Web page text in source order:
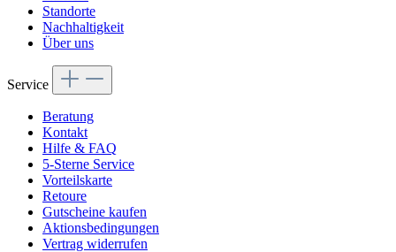
Standorte
Nachhaltigkeit
Über uns
Service
Beratung
Kontakt
Hilfe & FAQ
5-Sterne Service
Vorteilskarte
Retoure
Gutscheine kaufen
Aktionsbedingungen
Vertrag widerrufen